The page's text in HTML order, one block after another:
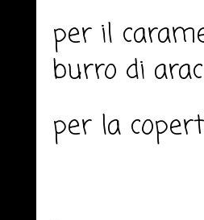
per il
burro di
per la